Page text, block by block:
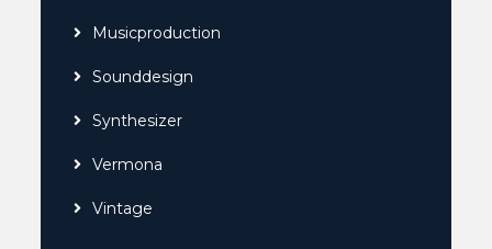
Musicproduction
Sounddesign
Synthesizer
Vermona
Vintage